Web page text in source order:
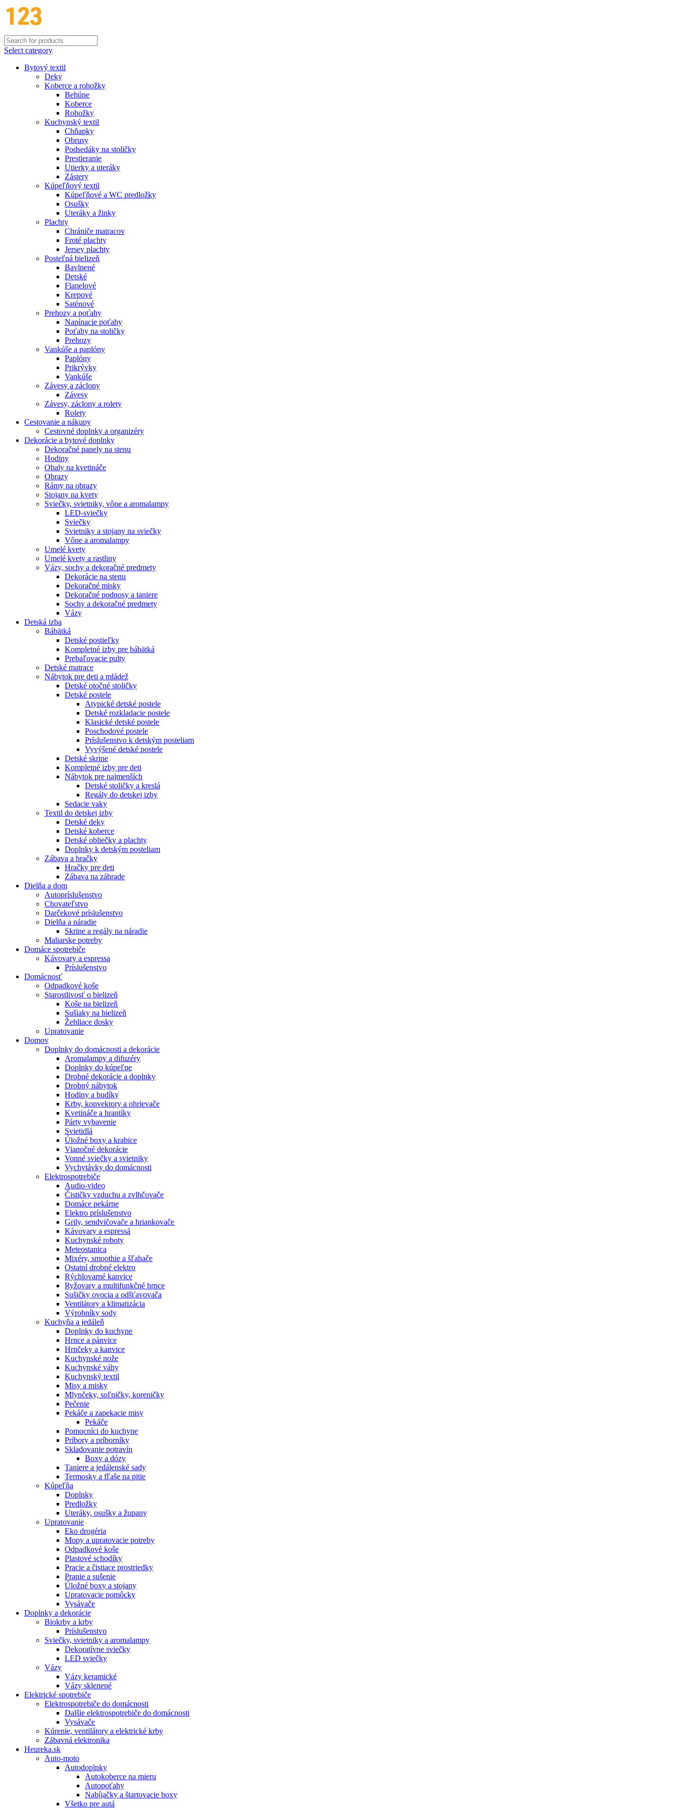
Select category
Bytový textil
Deky
Koberce a rohožky
Behúne
Koberce
Rohožky
Kuchynský textil
Chňapky
Obrusy
Podsedáky na stoličky
Prestieranie
Utierky a uteráky
Zástery
Kúpeľňový textil
Kúpeľňové a WC predložky
Osušky
Uteráky a žinky
Plachty
Chrániče matracov
Froté plachty
Jersey plachty
Posteľná bielizeň
Bavlnené
Detské
Flanelové
Krepové
Saténové
Prehozy a poťahy
Napínacie poťahy
Poťahy na stoličky
Prehozy
Vankúše a paplóny
Paplóny
Prikrývky
Vankúše
Závesy a záclony
Závesy
Závesy, záclony a rolety
Rolety
Cestovanie a nákupy
Cestovné doplnky a organizéry
Dekorácie a bytové doplnky
Dekoračné panely na stenu
Hodiny
Obaly na kvetináče
Obrazy
Rámy na obrazy
Stojany na kvety
Sviečky, svietniky, vône a aromalampy
LED-sviečky
Sviečky
Svietniky a stojany na sviečky
Vône a aromalampy
Umelé kvety
Umelé kvety a rastliny
Vázy, sochy a dekoračné predmety
Dekorácie na stenu
Dekoračné misky
Dekoračné podnosy a taniere
Sochy a dekoračné predmety
Vázy
Detská izba
Bábätká
Detské postieľky
Kompletné izby pre bábätká
Prebaľovacie pulty
Detské matrace
Nábytok pre deti a mládež
Detské otočné stoličky
Detské postele
Atypické detské postele
Detské rozkladacie postele
Klasické detské postele
Poschodové postele
Príslušenstvo k detským posteliam
Vyvýšené detské postele
Detské skrine
Kompletné izby pre deti
Nábytok pre najmenších
Detské stoličky a kreslá
Regály do detskej izby
Sedacie vaky
Textil do detskej izby
Detské deky
Detské koberce
Detské obliečky a plachty
Doplnky k detským posteliam
Zábava a hračky
Hračky pre deti
Zábava na záhrade
Dielňa a dom
Autopríslušenstvo
Chovateľstvo
Darčekové príslušenstvo
Dielňa a náradie
Skrine a regály na náradie
Maliarske potreby
Domáce spotrebiče
Kávovary a espressa
Príslušenstvo
Domácnosť
Odpadkové koše
Starostlivosť o bielizeň
Koše na bielizeň
Sušiaky na bielizeň
Žehliace dosky
Upratovanie
Domov
Doplnky do domácnosti a dekorácie
Aromalampy a difuzéry
Doplnky do kúpeľne
Drobné dekorácie a doplnky
Drobný nábytok
Hodiny a budíky
Krby, konvektory a ohrievače
Kvetináče a hrantíky
Párty vybavenie
Svietidlá
Úložné boxy a krabice
Vianočné dekorácie
Vonné sviečky a svietniky
Vychytávky do domácnosti
Elektrospotrebiče
Audio-video
Čističky vzduchu a zvlhčovače
Domáce pekárne
Elektro príslušenstvo
Grily, sendvičovače a hriankovače
Kávovary a espressá
Kuchynské roboty
Meteostanica
Mixéry, smoothie a šľahače
Ostatní drobné elektro
Rýchlovarné kanvice
Ryžovary a multifunkčné hrnce
Sušičky ovocia a odšťavovača
Ventilátory a klimatizácia
Výrobníky sody
Kuchyňa a jedáleň
Doplnky do kuchyne
Hrnce a pánvice
Hrnčeky a kanvice
Kuchynské nože
Kuchynské váhy
Kuchynský textil
Misy a misky
Mlynčeky, soľničky, koreničky
Pečenie
Pekáče a zapekacie misy
Pekáče
Pomocníci do kuchyne
Príbory a príborníky
Skladovanie potravín
Boxy a dózy
Taniere a jedálenské sady
Termosky a fľaše na pitie
Kúpeľňa
Doplnky
Predložky
Uteráky, osušky a župany
Upratovanie
Eko drogéria
Mopy a upratovacie potreby
Odpadkové koše
Plastové schodíky
Pracie a čistiace prostriedky
Pranie a sušenie
Úložné boxy a stojany
Upratovacie pomôcky
Vysávače
Doplnky a dekorácie
Biokrby a krby
Príslušenstvo
Sviečky, svietniky a aromalampy
Dekoratívne sviečky
LED sviečky
Vázy
Vázy keramické
Vázy sklenené
Elektrické spotrebiče
Elektrospotrebiče do domácnosti
Dalšie elektrospotrebiče do domácnosti
Vysávače
Kúrenie, ventilátory a elektrické krby
Zábavná elektronika
Heureka.sk
Auto-moto
Autodoplnky
Autokoberce na mieru
Autopoťahy
Nabíjačky a štartovacie boxy
Všetko pre autá